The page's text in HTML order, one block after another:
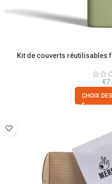
Kit de couverts réutilisables
€
CHOIX